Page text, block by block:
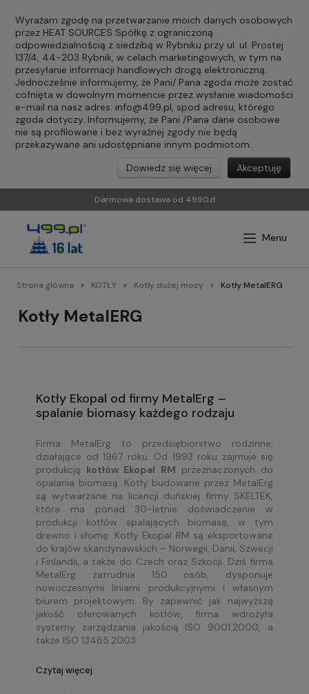
Wyrażam zgodę na przetwarzanie moich danych osobowych
przez HEAT SOURCES Spółkę z ograniczoną
odpowiedzialnością z siedzibą w Rybniku przy ul. ul. Prostej
137/4, 44-203 Rybnik, w celach marketingowych, w tym na
przesyłanie informacji handlowych drogą elektroniczną.
Jednocześnie informujemy, że Pani/ Pana zgoda może zostać
cofnięta w dowolnym momencie przez wysłanie wiadomości
e-mail na nasz adres: info@499.pl, spod adresu, którego
zgoda dotyczy. Informujemy, że Pani /Pana dane osobowe
nie są profilowane i bez wyraźnej zgody nie będą
przekazywane ani udostępniane innym podmiotom.
Akceptuję
Dowiedz się więcej
Darmowa dostawa od 4990zł
Strona główna KOTŁY Kotły dużej mocy Kotły MetalERG
Kotły MetalERG
Kotły Ekopal od firmy MetalErg –
spalanie biomasy każdego rodzaju
Firma MetalErg to przedsiębiorstwo rodzinne,
działające od 1967 roku. Od 1993 roku zajmuje się
produkcją kotłów Ekopal RM przeznaczonych do
opalania biomasą. Kotły budowane przez MetalErg
są wytwarzane na licencji duńskiej firmy SKELTEK,
która ma ponad 30-letnie doświadczenie w
produkcji kotłów spalających biomasę, w tym
drewno i słomę. Kotły Ekopal RM są eksportowane
do krajów skandynawskich – Norwegii, Danii, Szwecji
i Finlandii, a także do Czech oraz Szkocji. Dziś firma
MetalErg zatrudnia 150 osób, dysponuje
nowoczesnymi liniami produkcyjnymi i własnym
biurem projektowym. By zapewnić jak najwyższą
jakość oferowanych kotłów, firma wdrożyła
systemy zarządzania jakością ISO 9001:2000, a
także ISO 13485:2003.
Czytaj więcej